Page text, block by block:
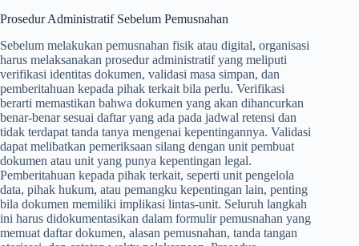
Prosedur Administratif Sebelum Pemusnahan
Sebelum melakukan pemusnahan fisik atau digital, organisasi
harus melaksanakan prosedur administratif yang meliputi
verifikasi identitas dokumen, validasi masa simpan, dan
pemberitahuan kepada pihak terkait bila perlu. Verifikasi
berarti memastikan bahwa dokumen yang akan dihancurkan
benar-benar sesuai daftar yang ada pada jadwal retensi dan
tidak terdapat tanda tanya mengenai kepentingannya. Validasi
dapat melibatkan pemeriksaan silang dengan unit pembuat
dokumen atau unit yang punya kepentingan legal.
Pemberitahuan kepada pihak terkait, seperti unit pengelola
data, pihak hukum, atau pemangku kepentingan lain, penting
bila dokumen memiliki implikasi lintas-unit. Seluruh langkah
ini harus didokumentasikan dalam formulir pemusnahan yang
memuat daftar dokumen, alasan pemusnahan, tanda tangan